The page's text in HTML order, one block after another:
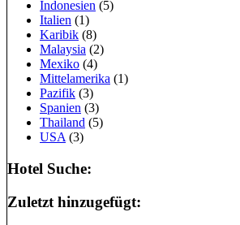
Indonesien (5)
Italien (1)
Karibik (8)
Malaysia (2)
Mexiko (4)
Mittelamerika (1)
Pazifik (3)
Spanien (3)
Thailand (5)
USA (3)
Hotel Suche:
Zuletzt hinzugefügt: